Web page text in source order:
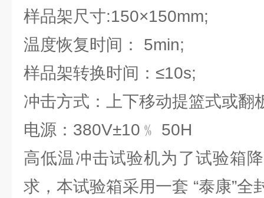
样品架尺寸:150×150mm;
温度恢复时间： 5min;
样品架转换时间：≤10s;
冲击方式：上下移动提篮式或翻
电源：380V±10﹪ 50H
高低温冲击试验机为了试验箱
求，本试验箱采用一套 “泰康”全